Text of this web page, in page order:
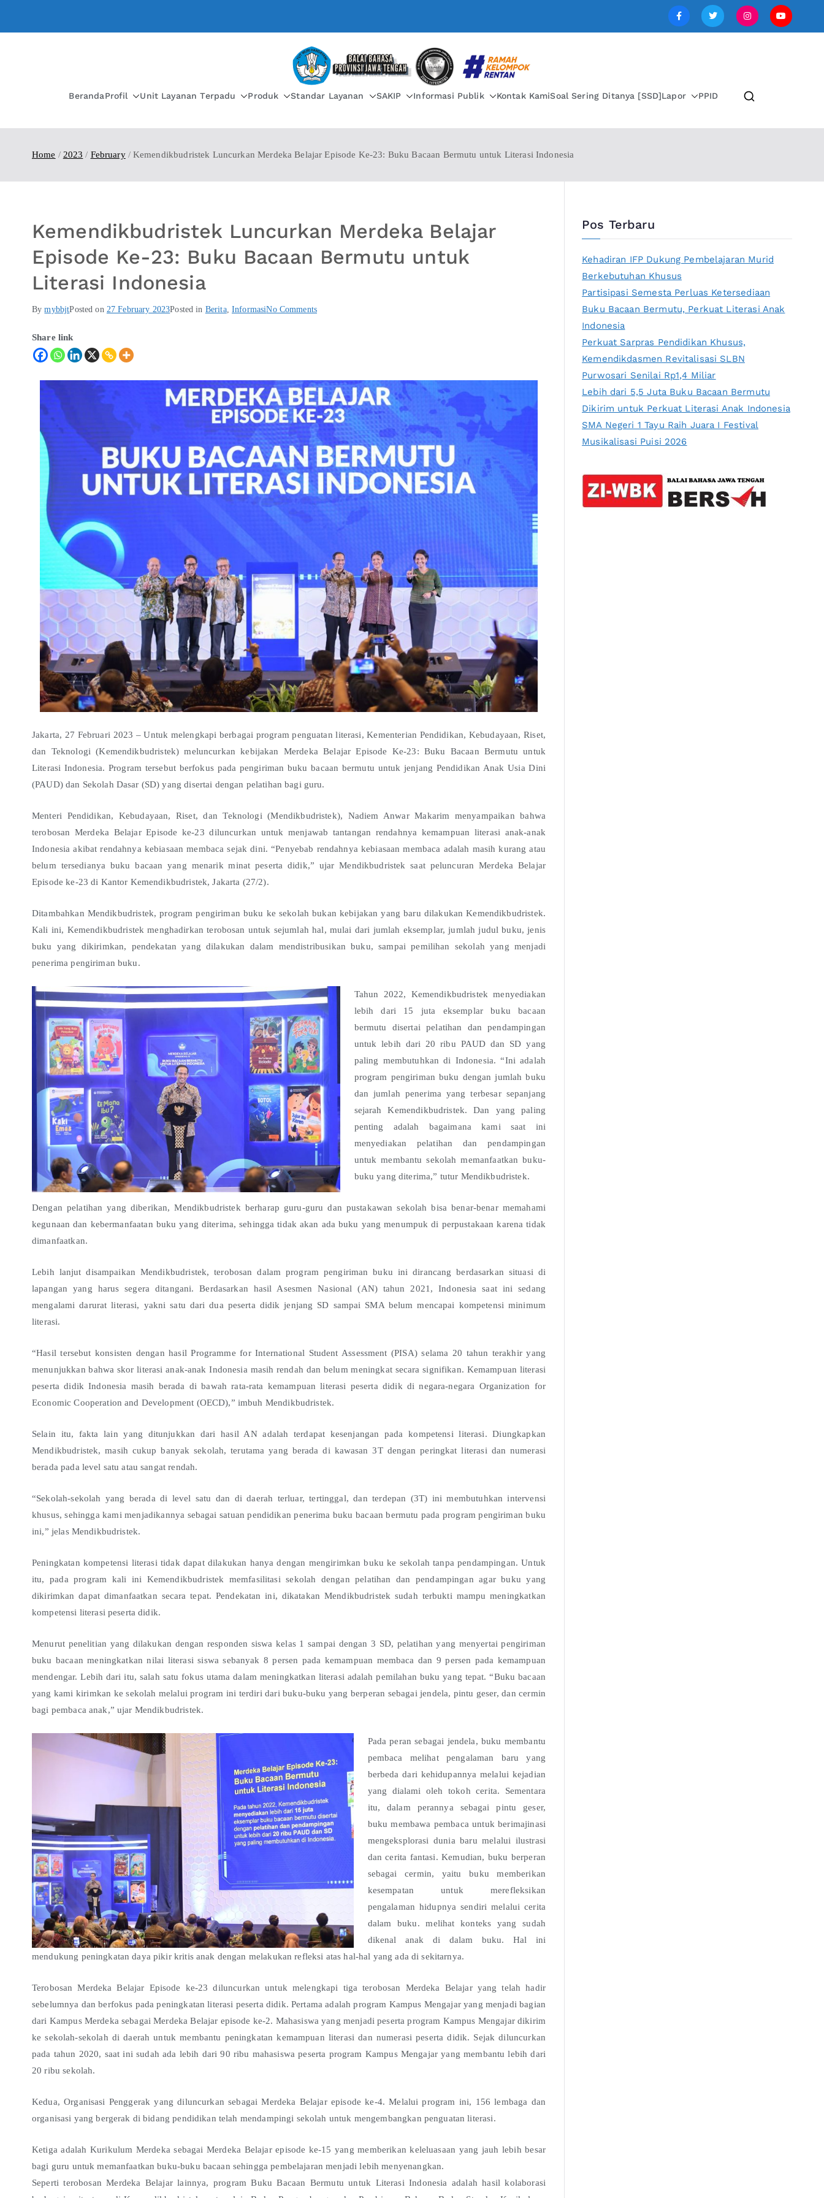
BALAI BAHASA PROVINSI JAWA TENGAH
BerandaProfil Unit Layanan Terpadu Produk Standar Layanan SAKIP Informasi Publik Kontak KamiSoal Sering Ditanya [SSD]Lapor PPID
Home 2023 February Kemendikbudristek Luncurkan Merdeka Belajar Episode Ke-23: Buku Bacaan Bermutu untuk Literasi Indonesia
Kemendikbudristek Luncurkan Merdeka Belajar
Episode Ke-23: Buku Bacaan Bermutu untuk
Literasi Indonesia
BymybbjtPosted on 27 February 2023Posted in Berita,InformasiNo Comments
Share link
Jakarta, 27 Februari 2023 – Untuk melengkapi berbagai program penguatan literasi, Kementerian Pendidikan, Kebudayaan, Riset,
dan Teknologi (Kemendikbudristek) meluncurkan kebijakan Merdeka Belajar Episode Ke-23: Buku Bacaan Bermutu untuk
Literasi Indonesia. Program tersebut berfokus pada pengiriman buku bacaan bermutu untuk jenjang Pendidikan Anak Usia Dini
(PAUD) dan Sekolah Dasar (SD) yang disertai dengan pelatihan bagi guru.
Menteri Pendidikan, Kebudayaan, Riset, dan Teknologi (Mendikbudristek), Nadiem Anwar Makarim menyampaikan bahwa
terobosan Merdeka Belajar Episode ke-23 diluncurkan untuk menjawab tantangan rendahnya kemampuan literasi anak-anak
Indonesia akibat rendahnya kebiasaan membaca sejak dini. “Penyebab rendahnya kebiasaan membaca adalah masih kurang atau
belum tersedianya buku bacaan yang menarik minat peserta didik,” ujar Mendikbudristek saat peluncuran Merdeka Belajar
Episode ke-23 di Kantor Kemendikbudristek, Jakarta (27/2).
Ditambahkan Mendikbudristek, program pengiriman buku ke sekolah bukan kebijakan yang baru dilakukan Kemendikbudristek.
Kali ini, Kemendikbudristek menghadirkan terobosan untuk sejumlah hal, mulai dari jumlah eksemplar, jumlah judul buku, jenis
buku yang dikirimkan, pendekatan yang dilakukan dalam mendistribusikan buku, sampai pemilihan sekolah yang menjadi
penerima pengiriman buku.
Tahun 2022, Kemendikbudristek menyediakan
lebih dari 15 juta eksemplar buku bacaan
bermutu disertai pelatihan dan pendampingan
untuk lebih dari 20 ribu PAUD dan SD yang
paling membutuhkan di Indonesia. “Ini adalah
program pengiriman buku dengan jumlah buku
dan jumlah penerima yang terbesar sepanjang
sejarah Kemendikbudristek. Dan yang paling
penting adalah bagaimana kami saat ini
menyediakan pelatihan dan pendampingan
untuk membantu sekolah memanfaatkan buku-
buku yang diterima,” tutur Mendikbudristek.
Dengan pelatihan yang diberikan, Mendikbudristek berharap guru-guru dan pustakawan sekolah bisa benar-benar memahami
kegunaan dan kebermanfaatan buku yang diterima, sehingga tidak akan ada buku yang menumpuk di perpustakaan karena tidak
dimanfaatkan.
Lebih lanjut disampaikan Mendikbudristek, terobosan dalam program pengiriman buku ini dirancang berdasarkan situasi di
lapangan yang harus segera ditangani. Berdasarkan hasil Asesmen Nasional (AN) tahun 2021, Indonesia saat ini sedang
mengalami darurat literasi, yakni satu dari dua peserta didik jenjang SD sampai SMA belum mencapai kompetensi minimum
literasi.
“Hasil tersebut konsisten dengan hasil Programme for International Student Assessment (PISA) selama 20 tahun terakhir yang
menunjukkan bahwa skor literasi anak-anak Indonesia masih rendah dan belum meningkat secara signifikan. Kemampuan literasi
peserta didik Indonesia masih berada di bawah rata-rata kemampuan literasi peserta didik di negara-negara Organization for
Economic Cooperation and Development (OECD),” imbuh Mendikbudristek.
Selain itu, fakta lain yang ditunjukkan dari hasil AN adalah terdapat kesenjangan pada kompetensi literasi. Diungkapkan
Mendikbudristek, masih cukup banyak sekolah, terutama yang berada di kawasan 3T dengan peringkat literasi dan numerasi
berada pada level satu atau sangat rendah.
“Sekolah-sekolah yang berada di level satu dan di daerah terluar, tertinggal, dan terdepan (3T) ini membutuhkan intervensi
khusus, sehingga kami menjadikannya sebagai satuan pendidikan penerima buku bacaan bermutu pada program pengiriman buku
ini,” jelas Mendikbudristek.
Peningkatan kompetensi literasi tidak dapat dilakukan hanya dengan mengirimkan buku ke sekolah tanpa pendampingan. Untuk
itu, pada program kali ini Kemendikbudristek memfasilitasi sekolah dengan pelatihan dan pendampingan agar buku yang
dikirimkan dapat dimanfaatkan secara tepat. Pendekatan ini, dikatakan Mendikbudristek sudah terbukti mampu meningkatkan
kompetensi literasi peserta didik.
Menurut penelitian yang dilakukan dengan responden siswa kelas 1 sampai dengan 3 SD, pelatihan yang menyertai pengiriman
buku bacaan meningkatkan nilai literasi siswa sebanyak 8 persen pada kemampuan membaca dan 9 persen pada kemampuan
mendengar. Lebih dari itu, salah satu fokus utama dalam meningkatkan literasi adalah pemilahan buku yang tepat. “Buku bacaan
yang kami kirimkan ke sekolah melalui program ini terdiri dari buku-buku yang berperan sebagai jendela, pintu geser, dan cermin
bagi pembaca anak,” ujar Mendikbudristek.
Pada peran sebagai jendela, buku membantu
pembaca melihat pengalaman baru yang
berbeda dari kehidupannya melalui kejadian
yang dialami oleh tokoh cerita. Sementara
itu, dalam perannya sebagai pintu geser,
buku membawa pembaca untuk berimajinasi
mengeksplorasi dunia baru melalui ilustrasi
dan cerita fantasi. Kemudian, buku berperan
sebagai cermin, yaitu buku memberikan
kesempatan untuk merefleksikan
pengalaman hidupnya sendiri melalui cerita
dalam buku. melihat konteks yang sudah
dikenal anak di dalam buku. Hal ini
mendukung peningkatan daya pikir kritis anak dengan melakukan refleksi atas hal-hal yang ada di sekitarnya.
Terobosan Merdeka Belajar Episode ke-23 diluncurkan untuk melengkapi tiga terobosan Merdeka Belajar yang telah hadir
sebelumnya dan berfokus pada peningkatan literasi peserta didik. Pertama adalah program Kampus Mengajar yang menjadi bagian
dari Kampus Merdeka sebagai Merdeka Belajar episode ke-2. Mahasiswa yang menjadi peserta program Kampus Mengajar dikirim
ke sekolah-sekolah di daerah untuk membantu peningkatan kemampuan literasi dan numerasi peserta didik. Sejak diluncurkan
pada tahun 2020, saat ini sudah ada lebih dari 90 ribu mahasiswa peserta program Kampus Mengajar yang membantu lebih dari
20 ribu sekolah.
Kedua, Organisasi Penggerak yang diluncurkan sebagai Merdeka Belajar episode ke-4. Melalui program ini, 156 lembaga dan
organisasi yang bergerak di bidang pendidikan telah mendampingi sekolah untuk mengembangkan penguatan literasi.
Ketiga adalah Kurikulum Merdeka sebagai Merdeka Belajar episode ke-15 yang memberikan keleluasaan yang jauh lebih besar
bagi guru untuk memanfaatkan buku-buku bacaan sehingga pembelajaran menjadi lebih menyenangkan.
Seperti terobosan Merdeka Belajar lainnya, program Buku Bacaan Bermutu untuk Literasi Indonesia adalah hasil kolaborasi
Pos Terbaru
Kehadiran IFP Dukung Pembelajaran Murid
Berkebutuhan Khusus
Partisipasi Semesta Perluas Ketersediaan
Buku Bacaan Bermutu, Perkuat Literasi Anak
Indonesia
Perkuat Sarpras Pendidikan Khusus,
Kemendikdasmen Revitalisasi SLBN
Purwosari Senilai Rp1,4 Miliar
Lebih dari 5,5 Juta Buku Bacaan Bermutu
Dikirim untuk Perkuat Literasi Anak Indonesia
SMA Negeri 1 Tayu Raih Juara I Festival
Musikalisasi Puisi 2026